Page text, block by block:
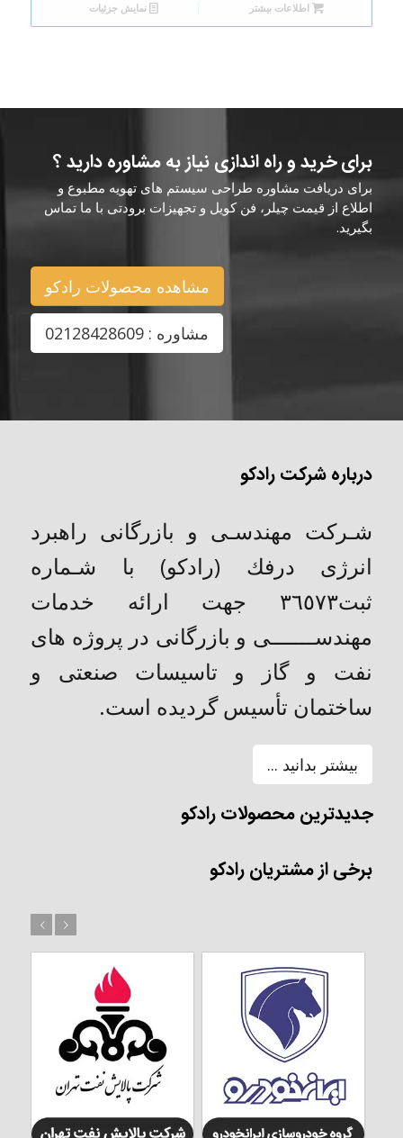
اطلاعات بیشتر نمایش جزئیات
برای خرید و راه اندازی نیاز به مشاوره دارید ؟
برای دریافت مشاوره طراحی سیستم های تهویه مطبوع و
اطلاع از قیمت چیلر، فن کویل و تجهیزات برودتی با ما تماس
بگیرید.
مشاهده محصولات رادکو
مشاوره : 02128428609
درباره شرکت رادکو
شـركت مهندسـی و بازرگانی راهبرد
انرژی درفك (رادکو) با شـماره
ثبت٣٦٥٧٣ جهت ارائه خدمات
مهندســـــــی و بازرگانی در پروژه های
نفت و گاز و تاسیسات صنعتی و
ساختمان تأسیس گردیده است.
بیشتر بدانید ...
جدیدترین محصولات رادکو
برخی از مشتریان رادکو